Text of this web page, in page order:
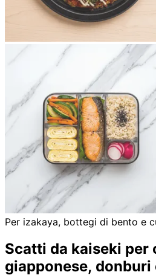
Per izakaya, bottegi di bento e
Scatti da kaiseki per
giapponese, donburi